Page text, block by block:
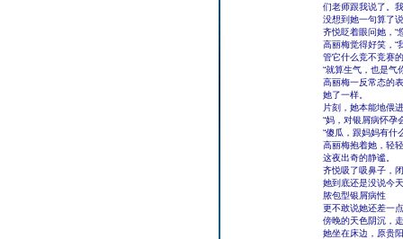
们老师跟我说了。
没想到她一句算了
齐悦眨着眼问她，“
高丽梅觉得好笑，“
管它什么竞不竞赛
“就算生气，也是气
高丽梅一反常态的
她了一样。
片刻，她本能地偎
“妈，对银屑病怀孕
“傻瓜，跟妈妈有什
高丽梅抱着她，轻
这夜出奇的静谧。
齐悦吸了吸鼻子，
她到底还是没说今
脓包型银屑病性
更不敢说她还差一
傍晚的天色阴沉，
她坐在床边，原贵